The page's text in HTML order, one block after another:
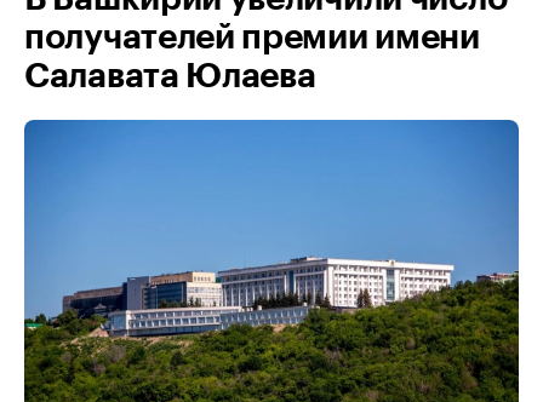
получателей премии имени
Салавата Юлаева